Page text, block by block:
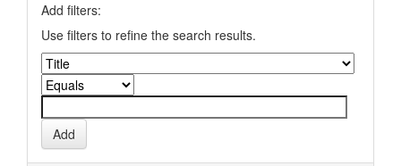
Add filters:
Use filters to refine the search results.